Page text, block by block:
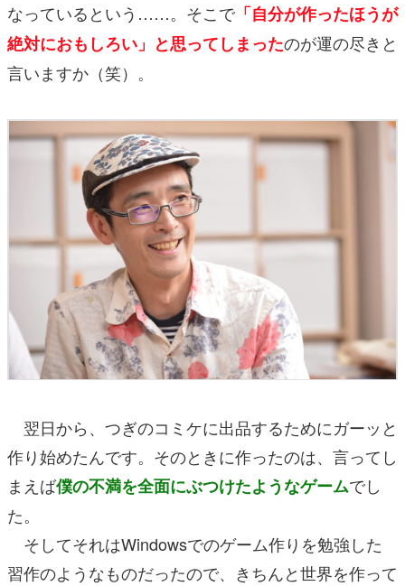
なっているという……。そこで「自分が作ったほうが
絶対におもしろい」と思ってしまったのが運の尽きと
言いますか（笑）。
翌日から、つぎのコミケに出品するためにガーッと
作り始めたんです。そのときに作ったのは、言ってし
まえば僕の不満を全面にぶつけたようなゲームでし
た。
そしてそれはWindowsでのゲーム作りを勉強した
習作のようなものだったので、きちんと世界を作って